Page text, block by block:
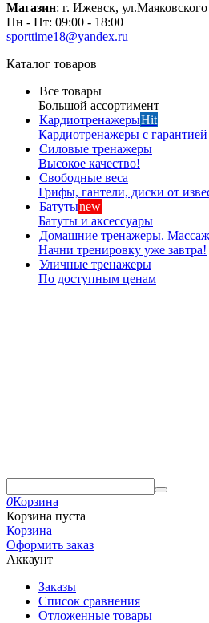
Магазин: г. Ижевск,
Пн - Пт: 09:00 - 18:00
sporttime18@yandex.ru
Каталог товаров
Все товары
Большой ассортимент
КардиотренажерыHit
Кардиотренажеры с гарантией
Силовые тренажеры
Высокое качество!
Свободные веса
Грифы, гантели, диски от
Батутыnew
Батуты и аксессуары
Домашние тренажеры. Массаж
Начни тренировку уже завтра!
Уличные тренажеры
По доступным ценам
0Корзина
Корзина пуста
Корзина
Оформить заказ
Аккаунт
Заказы
Список сравнения
Отложенные товары